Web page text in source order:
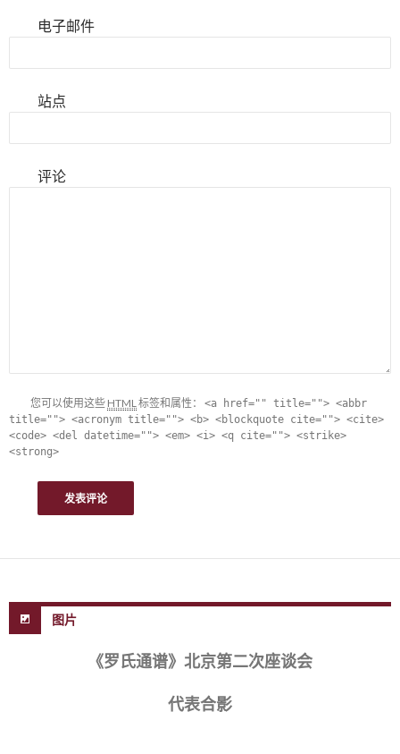
电子邮件
站点
评论
您可以使用这些 HTML标签和属性： <a href="" title=""> <abbr
title=""> <acronym title=""> <b> <blockquote cite=""> <cite>
<code> <del datetime=""> <em> <i> <q cite=""> <strike>
<strong>
图片
《罗氏通谱》北京第二次座谈会
代表合影